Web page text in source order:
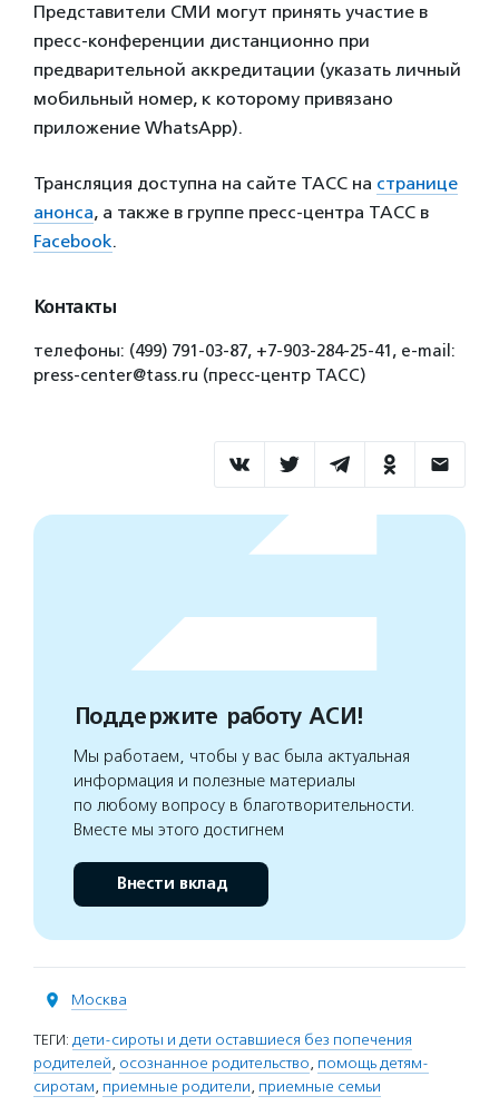
Представители СМИ могут принять участие в
пресс-конференции дистанционно при
предварительной аккредитации (указать личный
мобильный номер, к которому привязано
приложение WhatsApp).
Трансляция доступна на сайте ТАСС на странице
анонса, а также в группе пресс-центра ТАСС в
Facebook.
Контакты
телефоны: (499) 791-03-87, +7-903-284-25-41, e-mail:
press-center@tass.ru (пресс-центр ТАСС)
Поддержите работу АСИ!
Мы работаем, чтобы у вас была актуальная
информация и полезные материалы
по любому вопросу в благотворительности.
Вместе мы этого достигнем
Внести вклад
Москва
ТЕГИ: дети-сироты и дети оставшиеся без попечения
родителей, осознанное родительство, помощь детям-
сиротам, приемные родители, приемные семьи